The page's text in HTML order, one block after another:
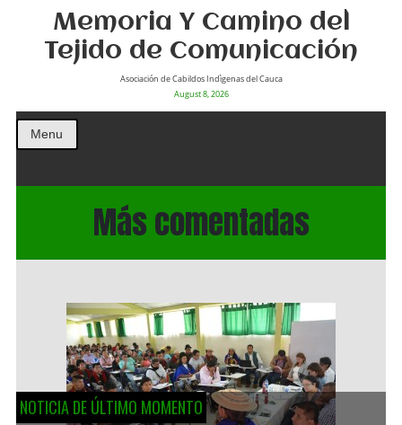
Memoria Y Camino del
Tejido de Comunicación
Asociación de Cabildos Indìgenas del Cauca
August 8, 2026
Menu
Más comentadas
NOTICIA DE ÚLTIMO MOMENTO